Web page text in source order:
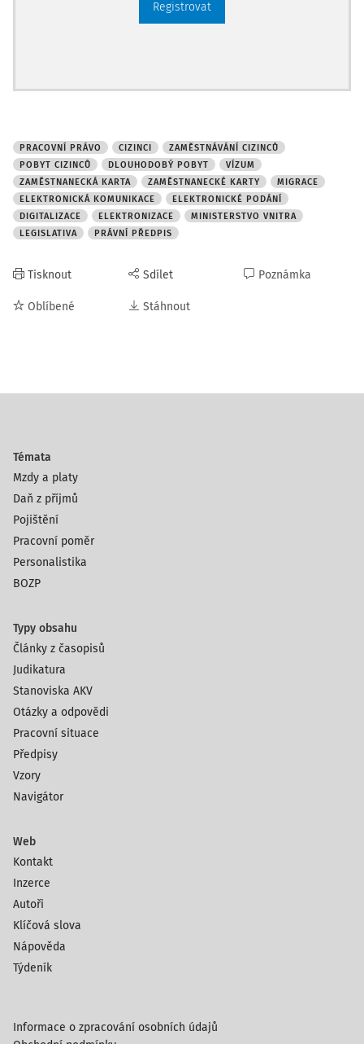
Registrovat
PRACOVNÍ PRÁVO CIZINCI
ZAMĚSTNÁVÁNÍ CIZINCŮ
POBYT CIZINCŮ
DLOUHODOBÝ POBYT
VÍZUM
ZAMĚSTNANECKÁ KARTA
ZAMĚSTNANECKÉ KARTY
MIGRACE
ELEKTRONICKÁ KOMUNIKACE
ELEKTRONICKÉ PODÁNÍ
DIGITALIZACE
ELEKTRONIZACE
MINISTERSTVO VNITRA
LEGISLATIVA
PRÁVNÍ PŘEDPIS
Tisknout
Oblíbené
Sdílet
Stáhnout
Poznámka
Témata
Mzdy a platy
Daň z příjmů
Pojištění
Pracovní poměr
Personalistika
BOZP
Typy obsahu
Články z časopisů
Judikatura
Stanoviska AKV
Otázky a odpovědi
Pracovní situace
Předpisy
Vzory
Navigátor
Web
Kontakt
Inzerce
Autoři
Klíčová slova
Nápověda
Týdeník
Informace o zpracování osobních údajů